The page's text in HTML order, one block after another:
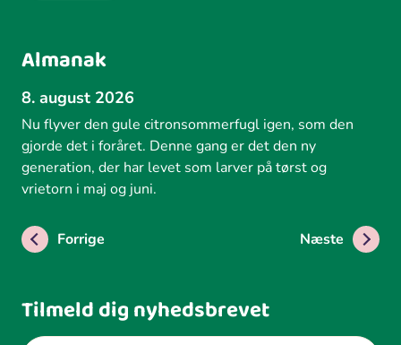
Almanak
8. august 2026
Nu flyver den gule citronsommerfugl igen, som den
gjorde det i foråret. Denne gang er det den ny
generation, der har levet som larver på tørst og
vrietorn i maj og juni.
Forrige Næste
Tilmeld dig nyhedsbrevet